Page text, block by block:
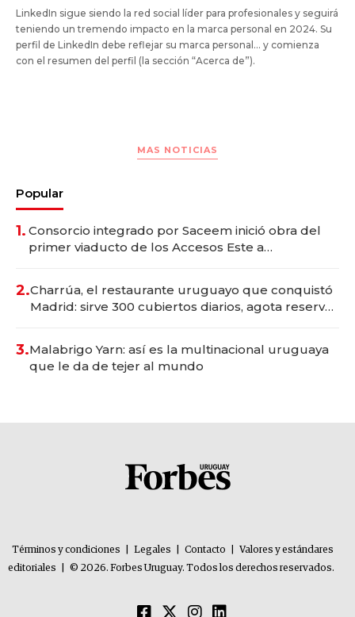
LinkedIn sigue siendo la red social líder para profesionales y seguirá
teniendo un tremendo impacto en la marca personal en 2024. Su
perfil de LinkedIn debe reflejar su marca personal... y comienza
con el resumen del perfil (la sección “Acerca de”).
MAS NOTICIAS
Popular
1. Consorcio integrado por Saceem inició obra del
primer viaducto de los Accesos Este a
2.Charrúa, el restaurante uruguayo que conquistó
Madrid: sirve 300 cubiertos diarios, agota reservas
3.Malabrigo Yarn: así es la multinacional uruguaya
que le da de tejer al mundo
Términos y condiciones Legales Contacto
Valores y estándares
editoriales
© 2026. Forbes Uruguay. Todos los derechos reservados.